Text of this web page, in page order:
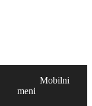
Mobilni
meni